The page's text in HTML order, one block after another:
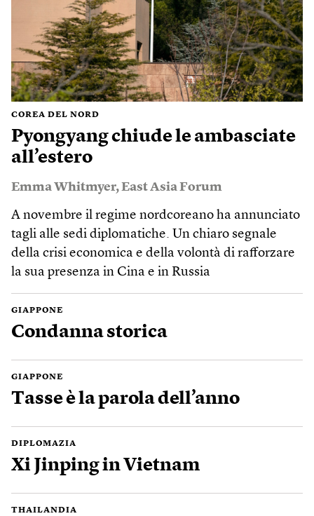
COREA DEL NORD
Pyongyang chiude le ambasciate
all’estero
Emma Whitmyer,East Asia Forum
A novembre il regime nordcoreano ha annunciato
tagli alle sedi diplomatiche. Un chiaro segnale
della crisi economica e della volontà di rafforzare
la sua presenza in Cina e in Russia
GIAPPONE
Condanna storica
GIAPPONE
Tasse è la parola dell’anno
DIPLOMAZIA
Xi Jinping in Vietnam
THAILANDIA